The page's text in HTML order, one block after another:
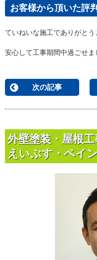
お客様から頂いた評
ていねいな施工でありがとう
安心して工事期間中過ごせま
次の記事
外壁塗装・屋根
えいぶす・ペイ